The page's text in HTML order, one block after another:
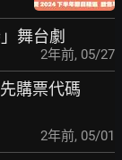
舞台劇
2年前, 05/27
購票代碼
2年前, 05/01